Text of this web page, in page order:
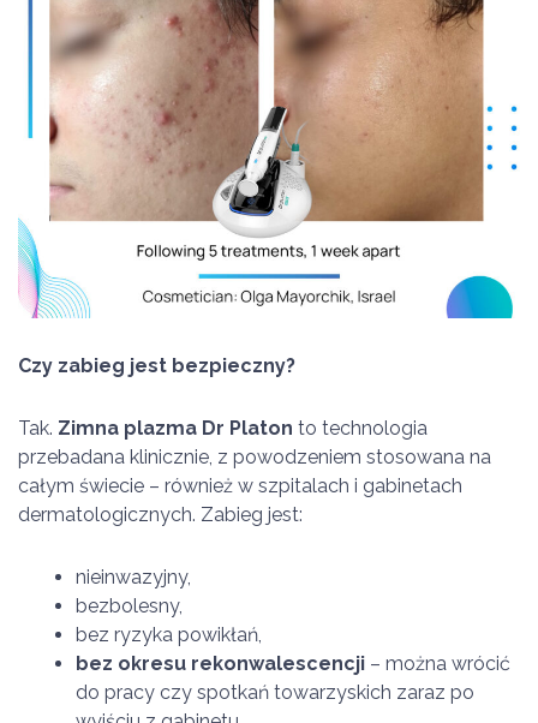
Czy zabieg jest bezpieczny?
Tak. Zimna plazma Dr Platon to technologia
przebadana klinicznie, z powodzeniem stosowana na
całym świecie – również w szpitalach i gabinetach
dermatologicznych. Zabieg jest:
nieinwazyjny,
bezbolesny,
bez ryzyka powikłań,
bez okresu rekonwalescencji – można wrócić
do pracy czy spotkań towarzyskich zaraz po